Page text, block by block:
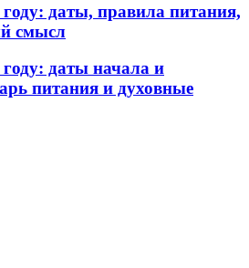
даты, правила питания,
смысл
даты начала и
питания и духовные